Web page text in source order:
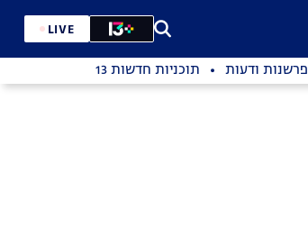
LIVE
פרשנות ודעות תוכניות חדשות 13